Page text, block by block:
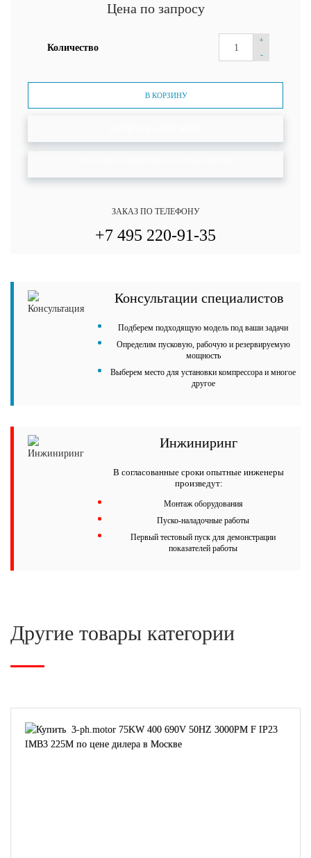
Цена по запросу
Количество
+
-
В КОРЗИНУ
ЗАКАЗ ПО ТЕЛЕФОНУ
+7 495 220-91-35
Консультации специалистов
Подберем подходящую модель под ваши задачи
Определим пусковую, рабочую и резервируемую
мощность
Выберем место для установки компрессора и многое
другое
Инжиниринг
В согласованные сроки опытные инженеры
произведут:
Монтаж оборудования
Пуско-наладочные работы
Первый тестовый пуск для демонстрации
показателей работы
Другие товары категории